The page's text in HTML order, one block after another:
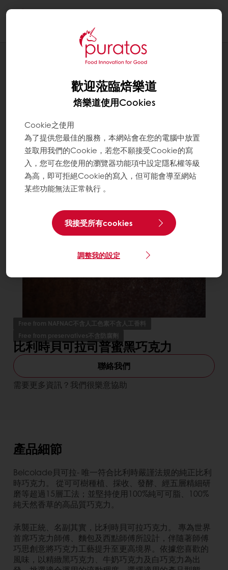
Chocolate巧克力
Free from NAFNAC不含人工色素不含人工香料
Free from preservatives不含防腐劑
比利時貝可拉司普蜜黑巧克力
聯絡我們
需要更多資訊？我們很樂意協助
產品細節
Belcolade貝可拉- 唯一符合比利時嚴謹法規的純正比利
時巧克力。 從可可樹種植、採收、發酵、經五層精細研
磨等超過15層工法；並堅持使用100%純可可脂、100%
純天然香草的高品質巧克力。
承襲正統、名副其實，比利時貝可拉巧克力。 專為世界
首席巧克力師傅、麵包及西點師傅所設計，伴隨著師傅
巧思創意將巧克力工藝提升至更高境界。依據您喜歡的
風味，以精緻黑巧克力、牛奶巧克力及白巧克力為出
歡迎蒞臨焙樂道
焙樂道使用Cookies
Cookie之使用
為了提供您最佳的服務，本網站會在您的電腦中放置
並取用我們的Cookie，若您不願接受Cookie的寫
入，您可在您使用的瀏覽器功能項中設定隱私權等級
為高，即可拒絕Cookie的寫入，但可能會導至網站
某些功能無法正常執行 。
我接受所有cookies
調整我的設定